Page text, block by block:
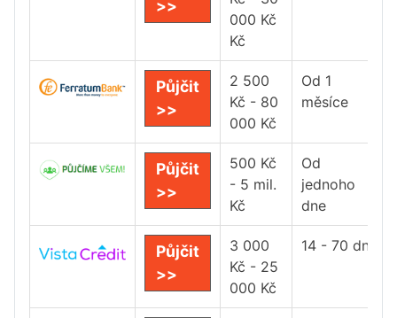
>>
000 Kč
Kč
Půjčit
>>
2 500
Kč - 80
000 Kč
Od 1
měsíce
Půjčit
>>
500 Kč
- 5 mil.
Kč
Od
jednoho
dne
Půjčit
>>
3 000
Kč - 25
000 Kč
14 - 70 dní